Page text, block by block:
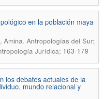
en la población maya
Amina. Antropologías del Sur;
Jurídica; 163-179
los debates actuales de la
mundo relacional y